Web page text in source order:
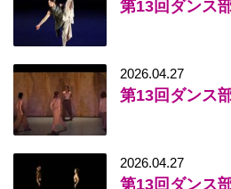
第13回ダンス
2026.04.27
第13回ダンス
2026.04.27
第13回ダンス